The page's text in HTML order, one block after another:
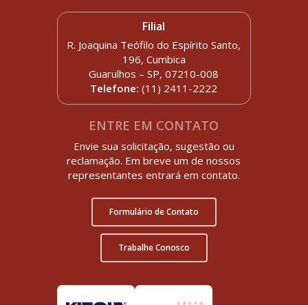
Filial
R. Joaquina Teófilo do Espírito Santo,
196, Cumbica
Guarulhos – SP, 07210-008
Telefone: (11) 2411-2222
ENTRE EM CONTATO
Envie sua solicitação, sugestão ou
reclamação. Em breve um de nossos
representantes entrará em contato.
Formulário de Contato
Trabalhe Conosco